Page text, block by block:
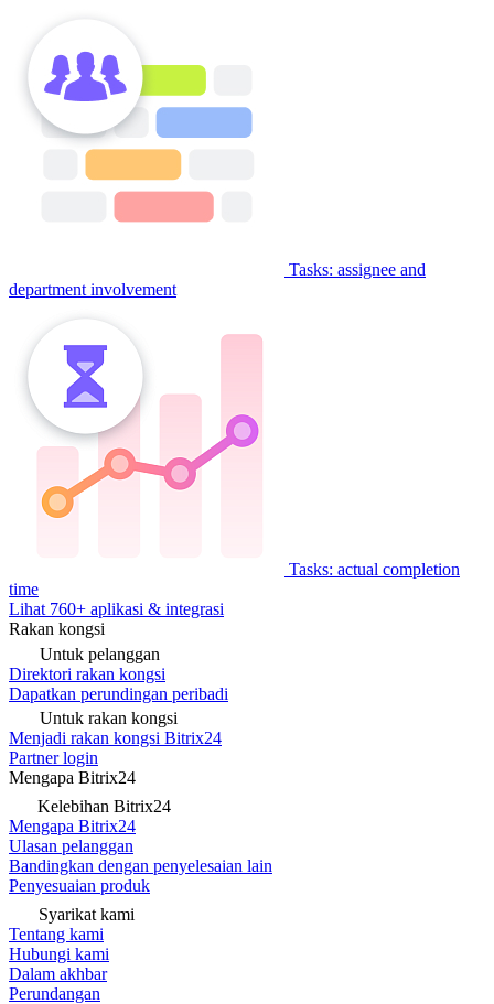
Tasks: assignee and
department involvement
Tasks: actual completion
time
Lihat 760+ aplikasi & integrasi
Rakan kongsi
Untuk pelanggan
Direktori rakan kongsi
Dapatkan perundingan peribadi
Untuk rakan kongsi
Menjadi rakan kongsi Bitrix24
Partner login
Mengapa Bitrix24
Kelebihan Bitrix24
Mengapa Bitrix24
Ulasan pelanggan
Bandingkan dengan penyelesaian lain
Penyesuaian produk
Syarikat kami
Tentang kami
Hubungi kami
Dalam akhbar
Perundangan